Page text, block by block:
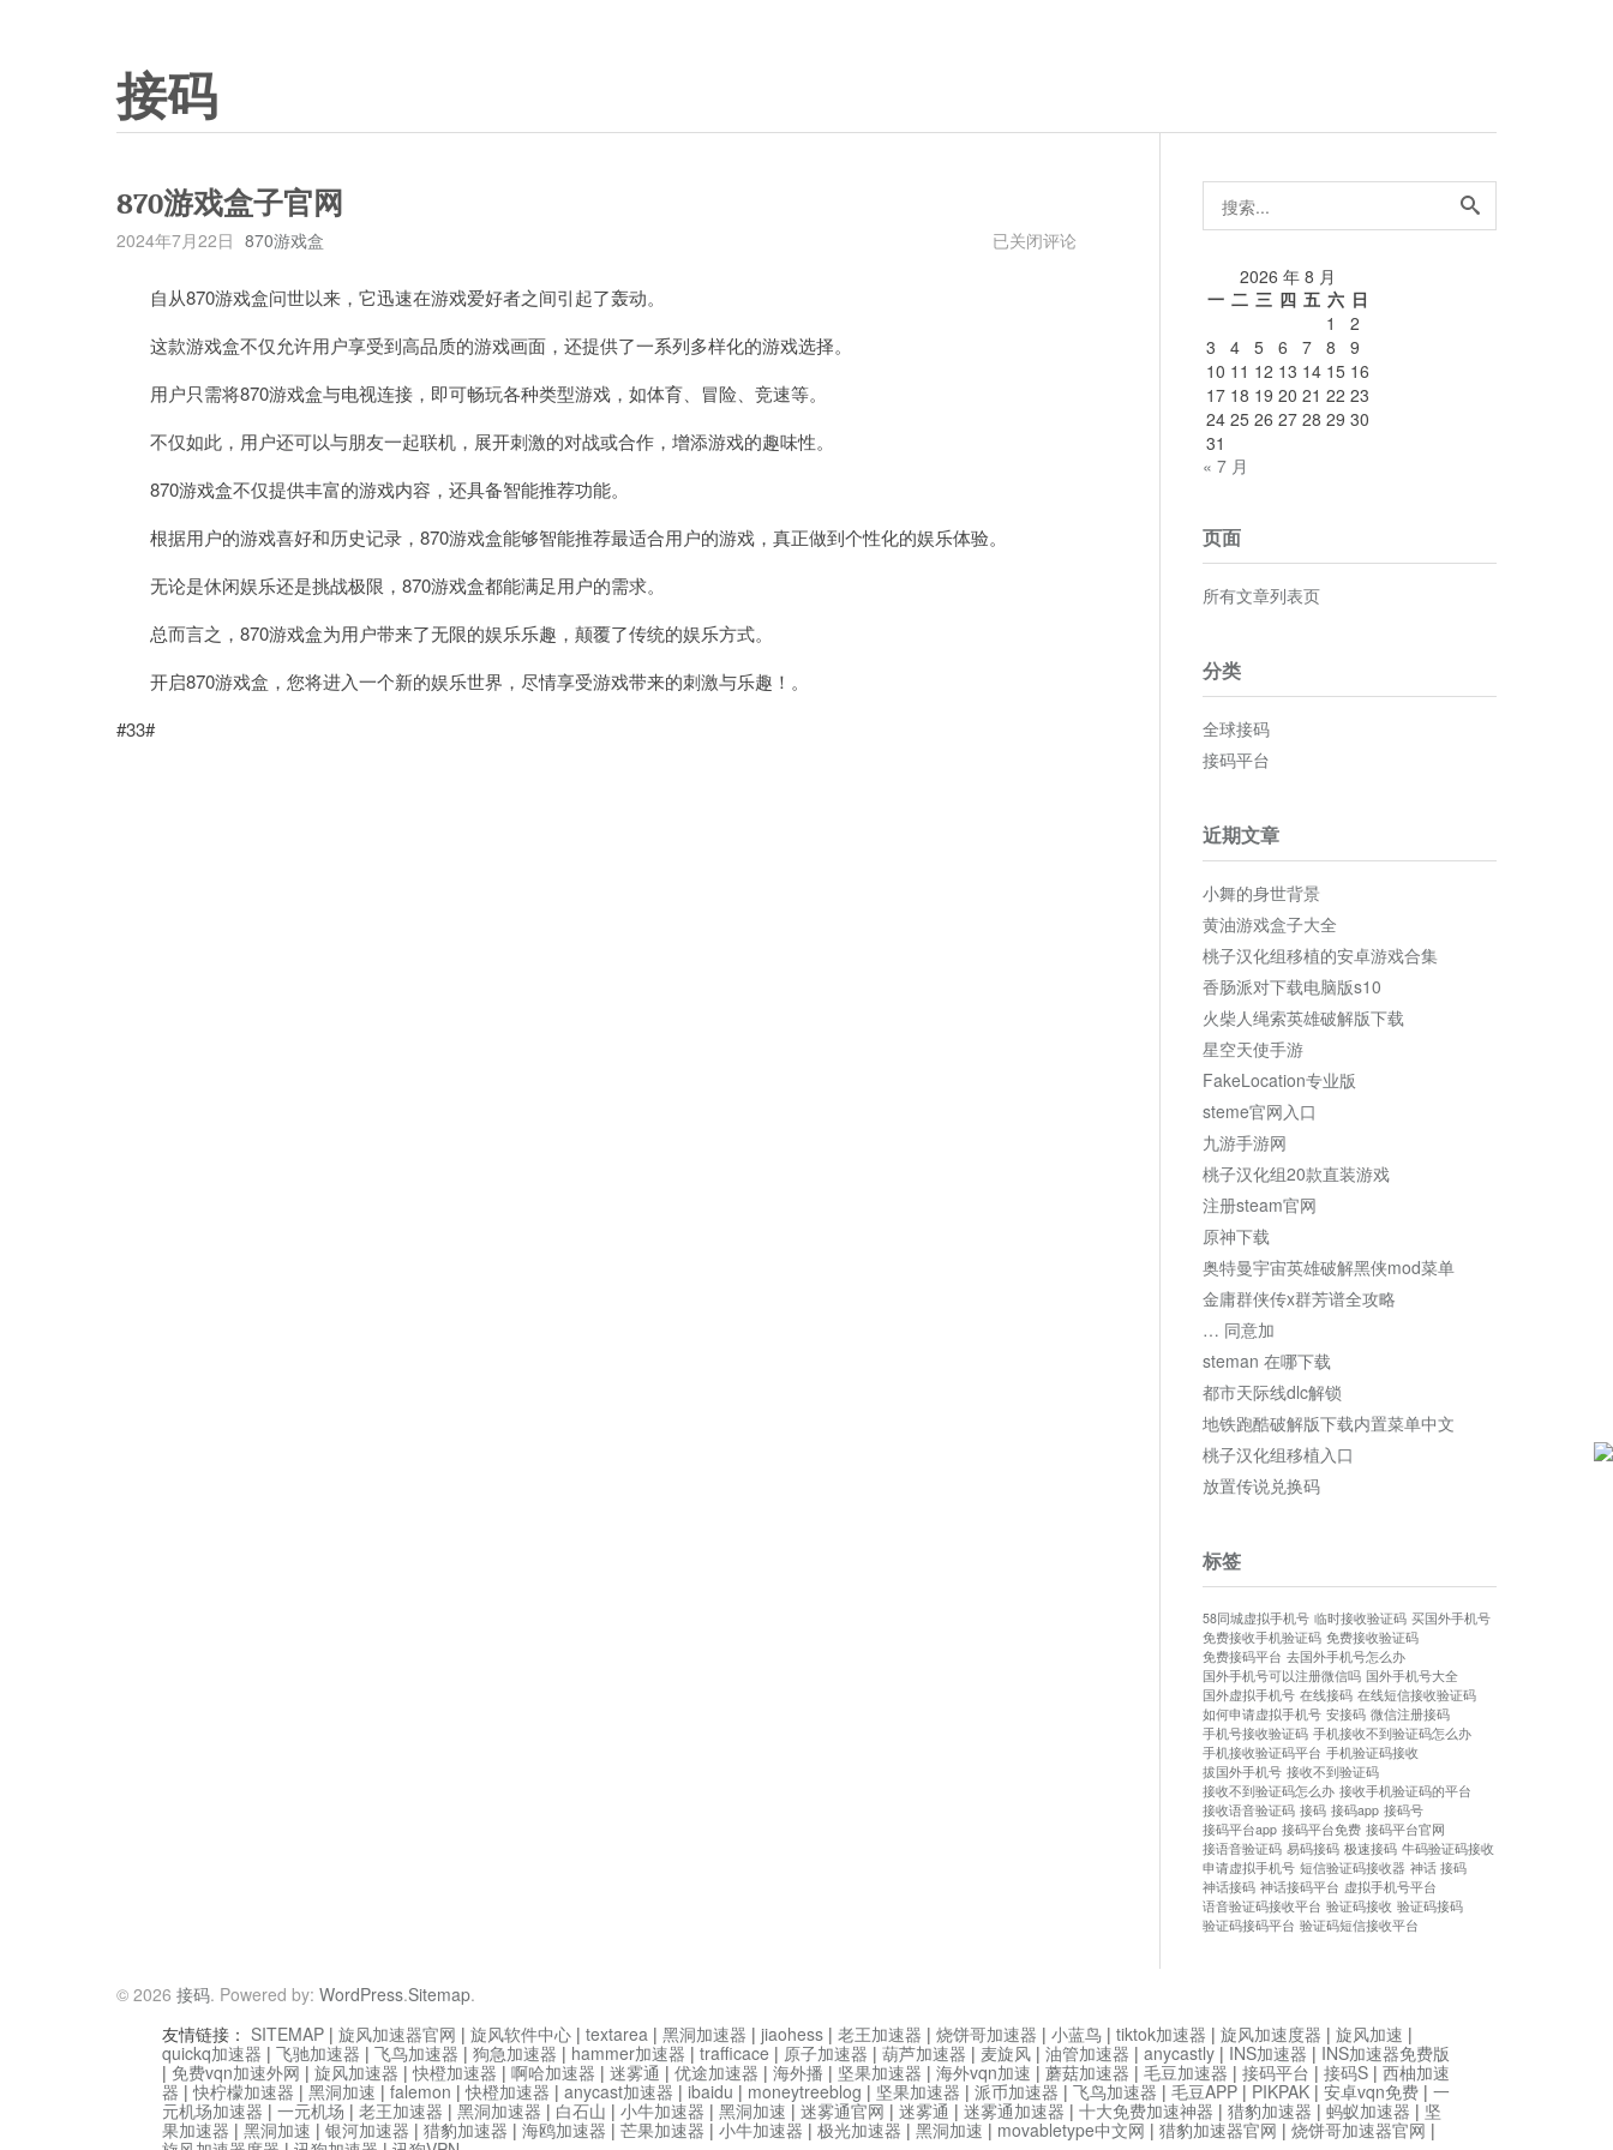
接码
870游戏盒子官网
2024年7月22日 870游戏盒
870
已关闭评论
自从870游戏盒问世以来，它迅速在游戏爱好者之间引起了轰动。
这款游戏盒不仅允许用户享受到高品质的游戏画面，还提供了一系列多样化的游戏选择。
用户只需将870游戏盒与电视连接，即可畅玩各种类型游戏，如体育、冒险、竞速等。
不仅如此，用户还可以与朋友一起联机，展开刺激的对战或合作，增添游戏的趣味性。
870游戏盒不仅提供丰富的游戏内容，还具备智能推荐功能。
根据用户的游戏喜好和历史记录，870游戏盒能够智能推荐最适合用户的游戏，真正做到个性化的娱乐体验。
无论是休闲娱乐还是挑战极限，870游戏盒都能满足用户的需求。
总而言之，870游戏盒为用户带来了无限的娱乐乐趣，颠覆了传统的娱乐方式。
开启870游戏盒，您将进入一个新的娱乐世界，尽情享受游戏带来的刺激与乐趣！。
#33#
搜
索...
2026 年 8 月
一 二 三 四 五 六 日
1
2
3
4 5 6 7 8
9
10 11 12 13 14 15 16
17 18 19 20 21 22 23
24 25 26 27 28 29 30
31
« 7 月
页面
所有文章列表页
分类
全球接码
接码平台
近期文章
小舞的身世背景
黄油游戏盒子大全
桃子汉化组移植的安卓游戏合集
香肠派对下载电脑版s10
火柴人绳索英雄破解版下载
星空天使手游
FakeLocation专业版
steme官网入口
九游手游网
桃子汉化组20款直装游戏
注册steam官网
原神下载
奥特曼宇宙英雄破解黑侠mod菜单
金庸群侠传x群芳谱全攻略
… 同意加
steman 在哪下载
都市天际线dlc解锁
地铁跑酷破解版下载内置菜单中文
桃子汉化组移植入口
放置传说兑换码
标签
58同城虚拟手机号 临时接收验证码 买国外手机号
免费接收手机验证码 免费接收验证码
免费接码平台 去国外手机号怎么办
国外手机号可以注册微信吗 国外手机号大全
国外虚拟手机号 在线接码 在线短信接收验证码
如何申请虚拟手机号 安接码 微信注册接码
手机号接收验证码 手机接收不到验证码怎么办
手机接收验证码平台 手机验证码接收
拔国外手机号 接收不到验证码
接收不到验证码怎么办 接收手机验证码的平台
接收语音验证码 接码 接码app 接码号
接码平台app 接码平台免费 接码平台官网
接语音验证码 易码接码 极速接码 牛码验证码接收
申请虚拟手机号 短信验证码接收器 神话 接码
神话接码 神话接码平台 虚拟手机号平台
语音验证码接收平台 验证码接收 验证码接码
验证码接码平台 验证码短信接收平台
© 2026 接码. Powered by: WordPress.Sitemap.
友情链接： SITEMAP | 旋风加速器官网 | 旋风软件中心 | textarea | 黑洞加速器 | jiaohess | 老王加速器 | 烧饼哥加速器 | 小蓝鸟 | tiktok加速器 | 旋风加速度器 | 旋风加速 |
quickq加速器 | 飞驰加速器 | 飞鸟加速器 | 狗急加速器 | hammer加速器 | trafficace | 原子加速器 | 葫芦加速器 | 麦旋风 | 油管加速器 | anycastly | INS加速器 | INS加速器免费版
| 免费vqn加速外网 | 旋风加速器 |快橙加速器 | 啊哈加速器 | 迷雾通 | 优途加速器 | 海外播 | 坚果加速器 | 海外vqn加速 | 蘑菇加速器 | 毛豆加速器 | 接码平台 | 接码S | 西柚加速
器 |快柠檬加速器 | 黑洞加速 | falemon |快橙加速器 | anycast加速器 | ibaidu | moneytreeblog | 坚果加速器 | 派币加速器 | 飞鸟加速器 | 毛豆APP | PIKPAK | 安卓vqn免费 | 一
元机场加速器 | 一元机场 | 老王加速器 | 黑洞加速器 | 白石山 | 小牛加速器 | 黑洞加速 | 迷雾通官网 | 迷雾通 | 迷雾通加速器 | 十大免费加速神器 | 猎豹加速器 | 蚂蚁加速器 | 坚
果加速器 | 黑洞加速 | 银河加速器 | 猎豹加速器 | 海鸥加速器 | 芒果加速器 | 小牛加速器 | 极光加速器 | 黑洞加速 | movabletype中文网 | 猎豹加速器官网 | 烧饼哥加速器官网 |